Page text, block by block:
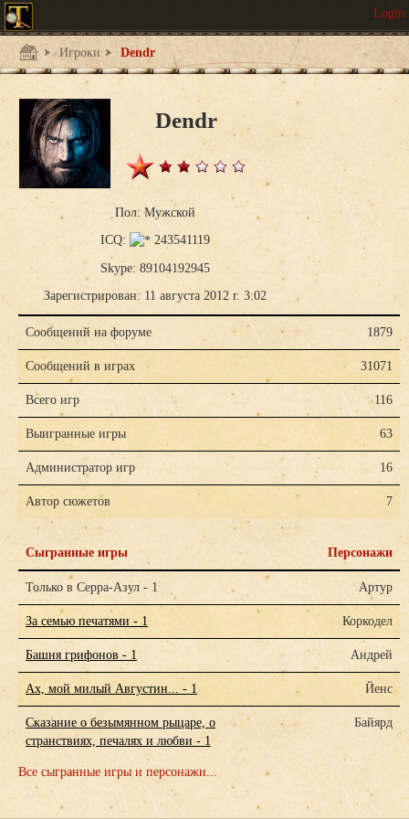
Игроки Dendr
Dendr
Пол: Мужской
ICQ:
243541119
Skype: 89104192945
Зарегистрирован: 11 августа 2012 г. 3:02
Сообщений на форуме 1879
Сообщений в играх 31071
Всего игр 116
Выигранные игры 63
Администратор игр 16
Автор сюжетов 7
Сыгранные игры Персонажи
Только в Серра-Азул - 1 Артур
За семью печатями - 1 Коркодел
Башня грифонов - 1 Андрей
Ах, мой милый Августин... - 1 Йенс
Сказание о безымянном рыцаре, о
странствиях, печалях и любви - 1
Байярд
Все сыгранные игры и персонажи...